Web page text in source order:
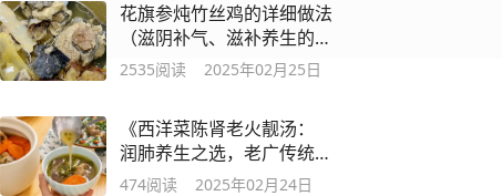
花旗参炖竹丝鸡的详细做法
（滋阴补气、滋补养生的传
统粤式汤品）
2535阅读 2025年02月25日
《西洋菜陈肾老火靓汤：
润肺养生之选，老广传统
美味的滋补密码》
474阅读 2025年02月24日